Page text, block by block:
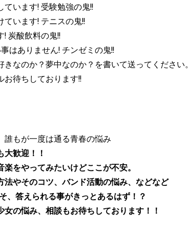
います! 受験勉強の鬼!!
います! テニスの鬼!!
炭酸飲料の鬼!!
はありません! チンゼミの鬼!!
なのか？夢中なのか？を書いて送ってください。
待ちしております!!
誰もが一度は通る青春の悩み
歓迎！！
をやってみたいけどここが不安。
やそのコツ、バンド活動の悩み、などなど
、答えられる事がきっとあるはず！？
の悩み、相談もお待ちしております！！